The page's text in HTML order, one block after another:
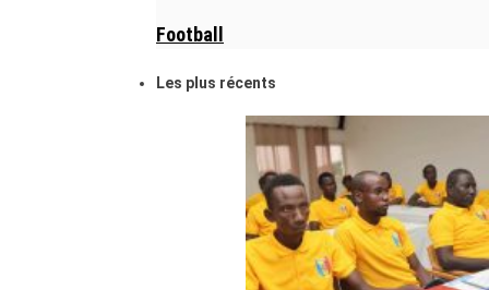
Football
Les plus récents